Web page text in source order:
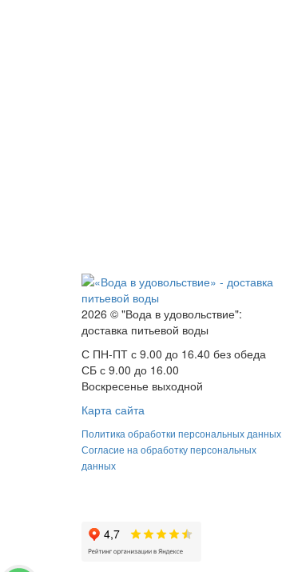
2026 © "Вода в удовольствие":
доставка питьевой воды
С ПН-ПТ с 9.00 до 16.40 без обеда
СБ с 9.00 до 16.00
Воскресенье выходной
Карта сайта
Политика обработки персональных данных
Согласие на обработку персональных
данных